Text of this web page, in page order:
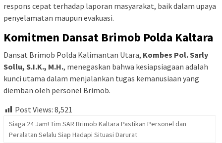
respons cepat terhadap laporan masyarakat, baik dalam upaya
penyelamatan maupun evakuasi.
Komitmen Dansat Brimob Polda Kaltara
Dansat Brimob Polda Kalimantan Utara, Kombes Pol. Sarly
Sollu, S.I.K., M.H., menegaskan bahwa kesiapsiagaan adalah
kunci utama dalam menjalankan tugas kemanusiaan yang
diemban oleh personel Brimob.
Post Views: 8,521
Siaga 24 Jam! Tim SAR Brimob Kaltara Pastikan Personel dan
Peralatan Selalu Siap Hadapi Situasi Darurat